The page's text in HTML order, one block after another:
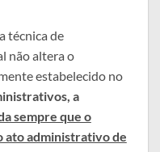
técnica de
não altera o
estabelecido no
a
sempre que o
ato administrativo de